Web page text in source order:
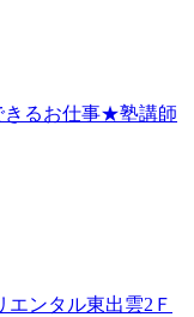
きるお仕事★塾講師
エンタル東出雲2Ｆ